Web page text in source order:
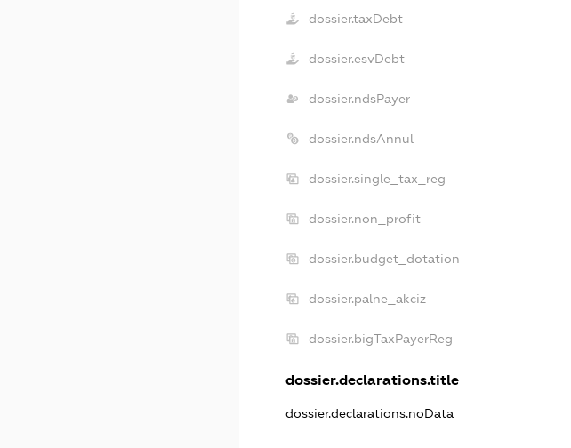
dossier.taxDebt
dossier.esvDebt
dossier.ndsPayer
dossier.ndsAnnul
dossier.single_tax_reg
dossier.non_profit
dossier.budget_dotation
dossier.palne_akciz
dossier.bigTaxPayerReg
dossier.declarations.title
dossier.declarations.noData